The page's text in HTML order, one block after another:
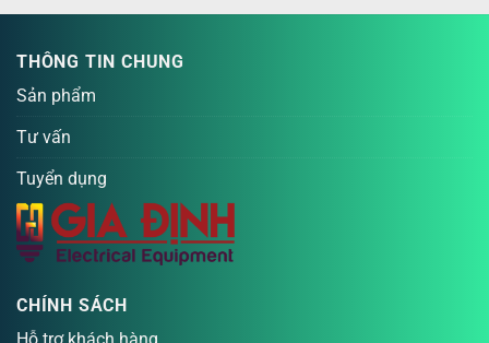
THÔNG TIN CHUNG
Sản phẩm
Tư vấn
Tuyển dụng
CHÍNH SÁCH